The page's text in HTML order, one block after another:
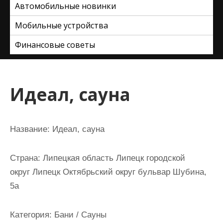
и
Автомобильные новинки
Мобильные устройства
Финансовые советы
Идеал, сауна
Название: Идеал, сауна
Страна: Липецкая область Липецк городской
округ Липецк Октябрьский округ бульвар Шубина,
5а
Категория: Бани / Сауны